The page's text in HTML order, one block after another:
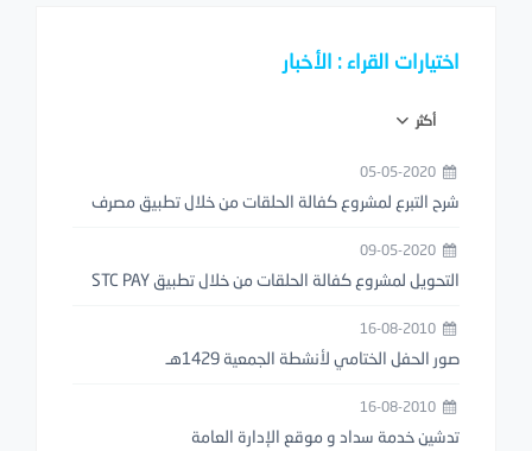
اختيارات القراء : الأخبار
أكثر
شرح التبرع لمشروع كفالة الحلقات من خلال تطبيق مصرف
التحويل لمشروع كفالة الحلقات من خلال تطبيق STC PAY
صور الحفل الختامي لأنشطة الجمعية 1429هـ
تدشين خدمة سداد و موقع الإدارة العامة